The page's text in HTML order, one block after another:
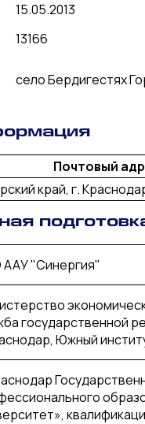
15.05.2013
13166
село Бердигестях
Почтовый
край, г.
"Синергия"
государственной
Южный